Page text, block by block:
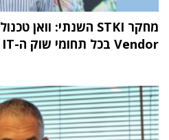
Vendor בכל תחומי שוק ה-IT